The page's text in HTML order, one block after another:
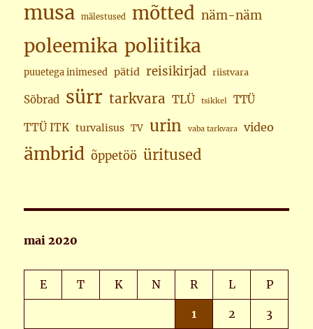
musa mälestused mõtted näm-näm
poleemika poliitika
puuetega inimesed pätid reisikirjad riistvara
Sõbrad sürr tarkvara TLÜ tsikkel TTÜ
TTÜ ITK turvalisus TV urin vaba tarkvara video
ämbrid õppetöö üritused
mai 2020
E T K N R L P
1 2 3